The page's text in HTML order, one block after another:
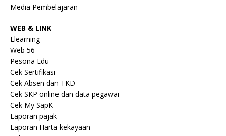
Media Pembelajaran
WEB & LINK
Elearning
Web 56
Pesona Edu
Cek Sertifikasi
Cek Absen dan TKD
Cek SKP online dan data pegawai
Cek My SapK
Laporan pajak
Laporan Harta kekayaan